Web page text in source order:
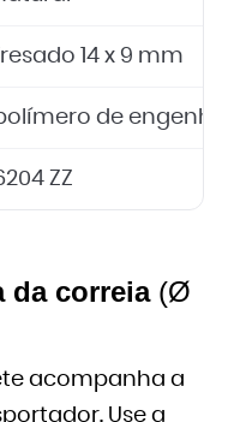
14 x 9 mm
de
ZZ
da correia(Ø
acompanha a
Use a